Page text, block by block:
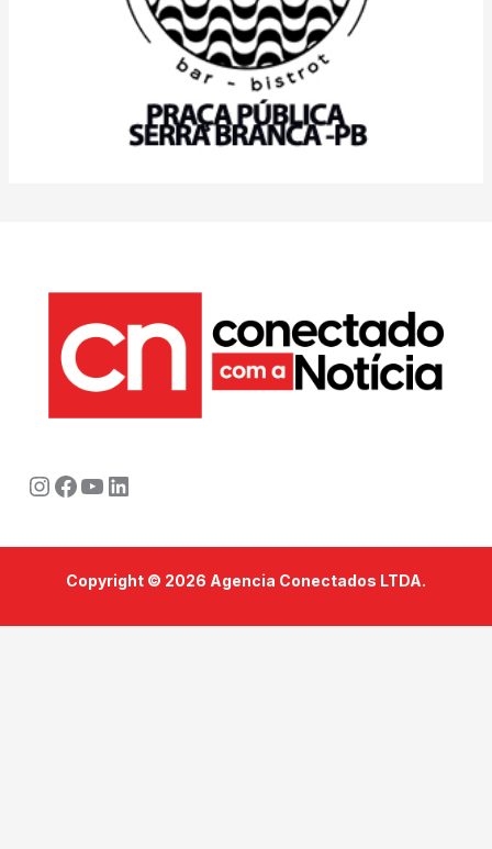
Instagram
Facebook
Youtube
LinkedIn
Copyright © 2026 Agencia Conectados LTDA.